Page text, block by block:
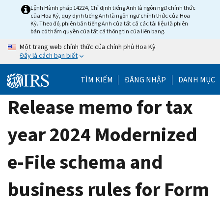
Lệnh Hành pháp 14224, Chỉ định tiếng Anh là ngôn ngữ chính thức
của Hoa Kỳ, quy định tiếng Anh là ngôn ngữ chính thức của Hoa
Kỳ. Theo đó, phiên bản tiếng Anh của tất cả các tài liệu là phiên
bản có thẩm quyền của tất cả thông tin của liên bang.
Một trang web chính thức của chính phủ Hoa Kỳ
Đây là cách bạn biết
TÌM KIẾM ĐĂNG NHẬP DANH MỤC
Release memo for tax
year 2024 Modernized
e-File schema and
business rules for Form